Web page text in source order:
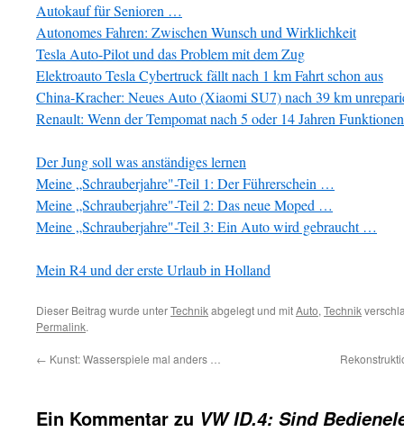
Autokauf für Senioren …
Autonomes Fahren: Zwischen Wunsch und Wirklichkeit
Tesla Auto-Pilot und das Problem mit dem Zug
Elektroauto Tesla Cybertruck fällt nach 1 km Fahrt schon aus
China-Kracher: Neues Auto (Xiaomi SU7) nach 39 km
Renault: Wenn der Tempomat nach 5 oder 14 Jahren
Der Jung soll was anständiges lernen
Meine „Schrauberjahre"-Teil 1: Der Führerschein …
Meine „Schrauberjahre"-Teil 2: Das neue Moped …
Meine „Schrauberjahre"-Teil 3: Ein Auto wird gebraucht …
Mein R4 und der erste Urlaub in Holland
Dieser Beitrag wurde unterTechnikabgelegt und mitAuto, Technik
Permalink.
← Kunst: Wasserspiele mal anders …
Ein Kommentar zu VW ID.4: Sind